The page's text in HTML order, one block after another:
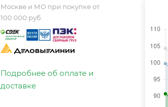
Москве и МО при покупке от
100 000 руб.
Подробнее об оплате и
доставке